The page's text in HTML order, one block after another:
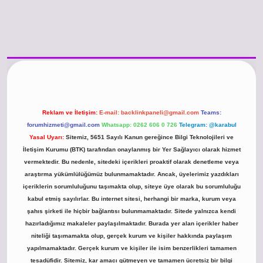
Reklam ve İletişim: E-mail: backlinkpaneli@gmail.com Teams:
forumhizmeti@gmail.com Whatsapp: 0262 606 0 726 Telegram: @karabul
Yasal Uyarı: Sitemiz, 5651 Sayılı Kanun gereğince Bilgi Teknolojileri ve
İletişim Kurumu (BTK) tarafından onaylanmış bir Yer Sağlayıcı olarak hizmet
vermektedir. Bu nedenle, sitedeki içerikleri proaktif olarak denetleme veya
araştırma yükümlülüğümüz bulunmamaktadır. Ancak, üyelerimiz yazdıkları
içeriklerin sorumluluğunu taşımakta olup, siteye üye olarak bu sorumluluğu
kabul etmiş sayılırlar. Bu internet sitesi, herhangi bir marka, kurum veya
şahıs şirketi ile hiçbir bağlantısı bulunmamaktadır. Sitede yalnızca kendi
hazırladığımız makaleler paylaşılmaktadır. Burada yer alan içerikler haber
niteliği taşımamakta olup, gerçek kurum ve kişiler hakkında paylaşım
yapılmamaktadır. Gerçek kurum ve kişiler ile isim benzerlikleri tamamen
tesadüfidir. Sitemiz, kar amacı gütmeyen ve tamamen ücretsiz bir bilgi